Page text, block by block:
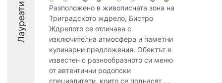
Лауреати
Разположено в живописната зона на
Триградското ждрело, Бистро
Ждрелото се отличава с
изключителна атмосфера и паметни
кулинарни предложения. Обектът е
известен с разнообразното си меню
от автентични родопски
специалитети, които се поднасят ...